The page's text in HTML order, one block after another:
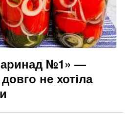
№1» —
не хотіла